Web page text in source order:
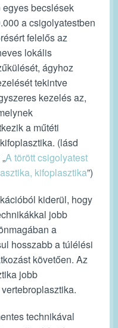
becslések
a csigolyatestben
felelős az
lokális
ágyhoz
tekintve
kezelés az,
a műtéti
(lásd
A törött csigolyatest
kifoplasztika”)
kiderül, hogy
jobb
a
hosszabb a túlélési
követően. Az
jobb
technikával